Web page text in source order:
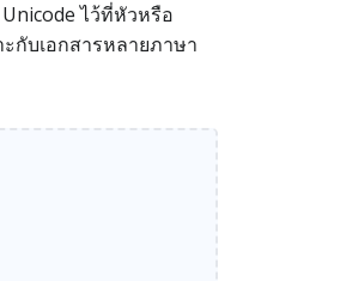
ไว้ที่หัวหรือ
กับเอกสารหลายภาษา